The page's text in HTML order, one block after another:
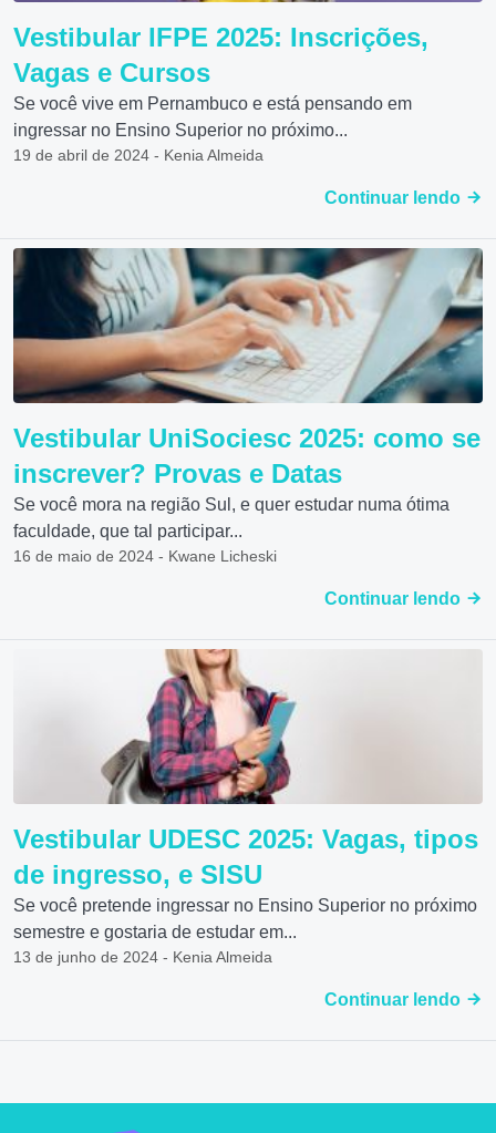
Vestibular IFPE 2025: Inscrições,
Vagas e Cursos
Se você vive em Pernambuco e está pensando em
ingressar no Ensino Superior no próximo...
19 de abril de 2024 - Kenia Almeida
Continuar lendo
Vestibular UniSociesc 2025: como se
inscrever? Provas e Datas
Se você mora na região Sul, e quer estudar numa ótima
faculdade, que tal participar...
16 de maio de 2024 - Kwane Licheski
Continuar lendo
Vestibular UDESC 2025: Vagas, tipos
de ingresso, e SISU
Se você pretende ingressar no Ensino Superior no próximo
semestre e gostaria de estudar em...
13 de junho de 2024 - Kenia Almeida
Continuar lendo